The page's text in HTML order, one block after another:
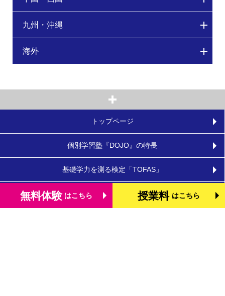
九州・沖縄
海外
トップページ
個別学習塾『DOJO』の特長
基礎学力を測る検定「TOFAS」
小学生のタブレット学習
無料体験 はこちら 授業料 はこちら